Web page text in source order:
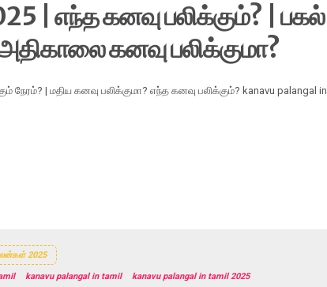
| எந்த கனவு பலிக்கும்? | பகல்
கனவு பலிக்குமா?
நேரம்? | மதிய கனவு பலிக்குமா? எந்த கனவு பலிக்கும்? kanavu palangal in
2025
kanavu palangal in tamil
kanavu palangal in tamil 2025